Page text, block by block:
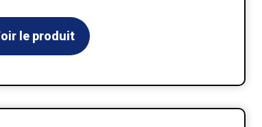
le produit